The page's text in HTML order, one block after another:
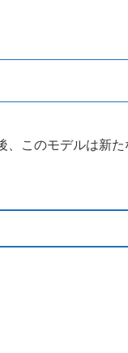
、このモデルは新